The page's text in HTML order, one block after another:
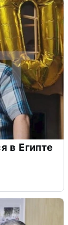
в Египте